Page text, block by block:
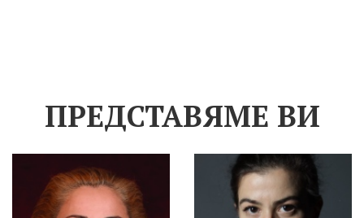
ПРЕДСТАВЯМЕ ВИ